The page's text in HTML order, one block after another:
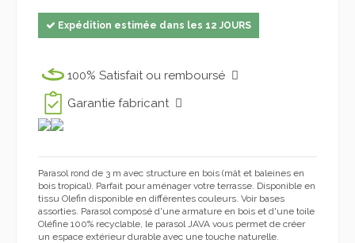
Expédition estimée dans les 12 JOURS
100% Satisfait ou remboursé
Garantie fabricant
Parasol rond de 3 m avec structure en bois (mât et baleines en
bois tropical). Parfait pour aménager votre terrasse. Disponible en
tissu Olefin disponible en différentes couleurs. Voir bases
assorties. Parasol composé d'une armature en bois et d'une toile
Oléfine 100% recyclable, le parasol JAVA vous permet de créer
un espace extérieur durable avec une touche naturelle.